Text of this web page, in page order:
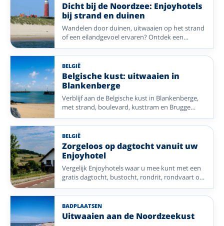
Dicht bij de Noordzee: Enjoyhotels
bij strand en duinen
Wandelen door duinen, uitwaaien op het strand
of een eilandgevoel ervaren? Ontdek een
selectie Enjoyhotels dicht bij de Noordzee in
Nederland, België en Duitsland.
BELGIË
Belgische kust: uitwaaien in
Blankenberge
Verblijf aan de Belgische kust in Blankenberge,
met strand, boulevard, kusttram en Brugge
dichtbij. Vergelijk drie Enjoyhotels voor een
ontspannen verblijf aan zee.
BELGIË
Zorgeloos op dagtocht vanuit uw
Enjoyhotel
Vergelijk Enjoyhotels waar u mee kunt met een
gratis dagtocht, bustocht, rondrit, rondvaart of
andere georganiseerde excursie. Ideaal als u
zonder routeplanning meer van de omgeving
wilt ontdekken.
BADPLAATSEN
Uitwaaien aan de Noordzeekust